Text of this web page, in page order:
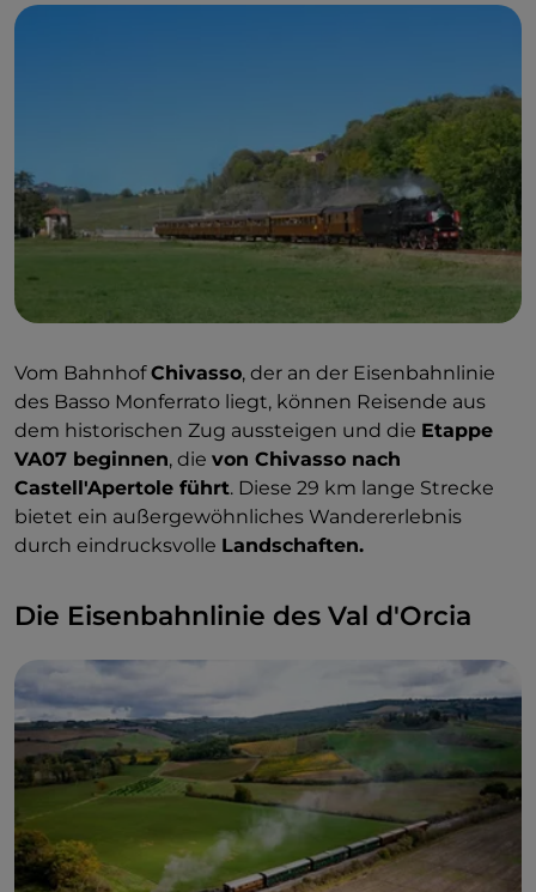
Vom BahnhofChivasso, der an der Eisenbahnlinie
des Basso Monferrato liegt, können Reisende aus
dem historischen Zug aussteigen und die Etappe
VA07 beginnen, die von Chivasso nach
Castell'Apertole führt. Diese 29 km lange Strecke
bietet ein außergewöhnliches Wandererlebnis
durch eindrucksvolle Landschaften.
Die Eisenbahnlinie des Val d'Orcia